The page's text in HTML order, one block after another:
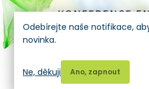
Odebírejte naše notifikace,
novinka.
Ano, zapnout
Ne, děkuji